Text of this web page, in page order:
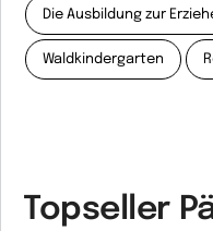
Die Ausbildung zur
Waldkindergarten
Topseller